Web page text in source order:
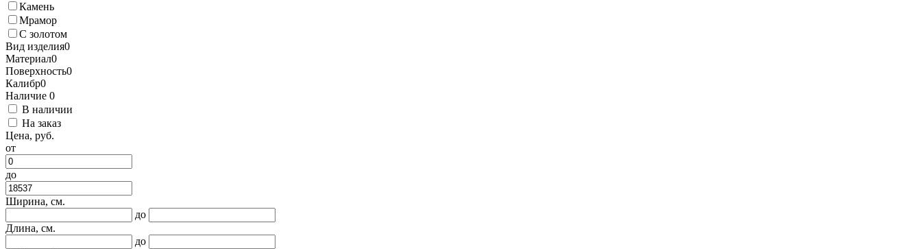
Камень
Мрамор
С золотом
Вид изделия0
Материал0
Поверхность0
Калибр0
Наличие 0
В наличии
На заказ
Цена, руб.
от
до
Ширина, см.
до
Длина, см.
до